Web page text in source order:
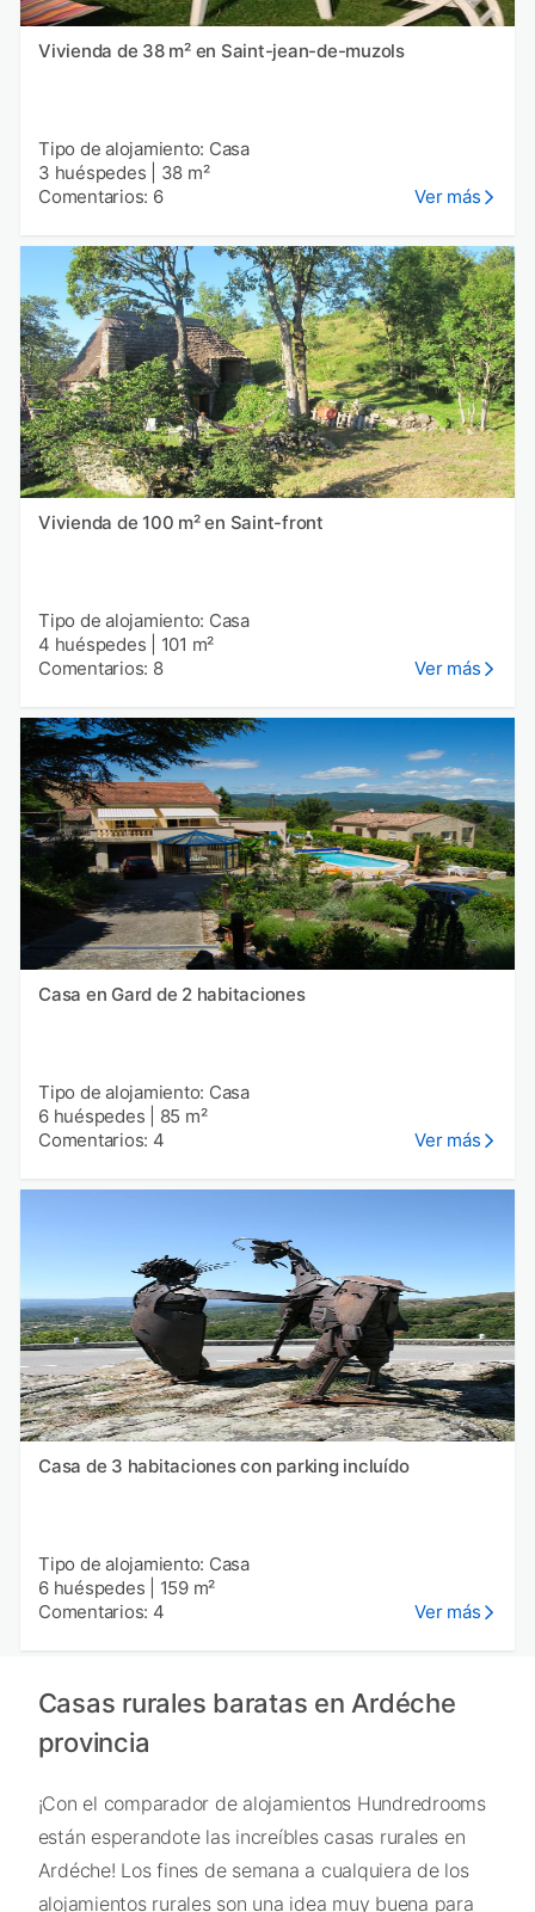
Vivienda de 38 m² en Saint-jean-de-muzols
Tipo de alojamiento: Casa
3 huéspedes
38 m²
Comentarios: 6
Ver más
Vivienda de 100 m² en Saint-front
Tipo de alojamiento: Casa
4 huéspedes
101 m²
Comentarios: 8
Ver más
Casa en Gard de 2 habitaciones
Tipo de alojamiento: Casa
6 huéspedes
85 m²
Comentarios: 4
Ver más
Casa de 3 habitaciones con parking incluído
Tipo de alojamiento: Casa
6 huéspedes
159 m²
Comentarios: 4
Ver más
Casas rurales baratas en Ardéche
provincia
¡Con el comparador de alojamientos Hundredrooms
están esperandote las increíbles casas rurales en
Ardéche! Los fines de semana a cualquiera de los
alojamientos rurales son una idea muy buena para